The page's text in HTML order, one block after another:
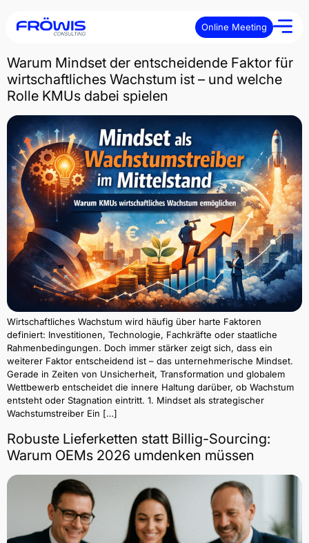
Online Meeting
Warum Mindset der entscheidende Faktor für
wirtschaftliches Wachstum ist – und welche
Rolle KMUs dabei spielen
Wirtschaftliches Wachstum wird häufig über harte Faktoren
definiert: Investitionen, Technologie, Fachkräfte oder staatliche
Rahmenbedingungen. Doch immer stärker zeigt sich, dass ein
weiterer Faktor entscheidend ist – das unternehmerische Mindset.
Gerade in Zeiten von Unsicherheit, Transformation und globalem
Wettbewerb entscheidet die innere Haltung darüber, ob Wachstum
entsteht oder Stagnation eintritt. 1. Mindset als strategischer
Wachstumstreiber Ein […]
Robuste Lieferketten statt Billig-Sourcing:
Warum OEMs 2026 umdenken müssen